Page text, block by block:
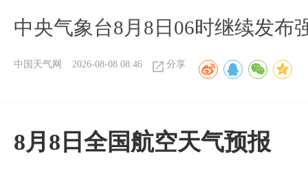
中央气象台8月8日06时继续发布
中国天气网 2026-08-08 08:46 分享
8月8日全国航空天气预报